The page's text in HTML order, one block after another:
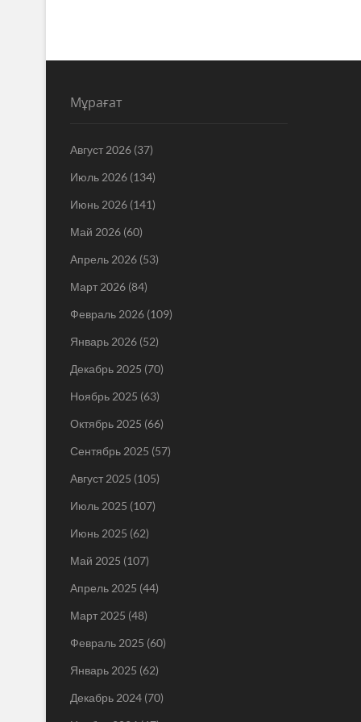
Мұрағат
Август 2026 (37)
Июль 2026 (134)
Июнь 2026 (141)
Май 2026 (60)
Апрель 2026 (53)
Март 2026 (84)
Февраль 2026 (109)
Январь 2026 (52)
Декабрь 2025 (70)
Ноябрь 2025 (63)
Октябрь 2025 (66)
Сентябрь 2025 (57)
Август 2025 (105)
Июль 2025 (107)
Июнь 2025 (62)
Май 2025 (107)
Апрель 2025 (44)
Март 2025 (48)
Февраль 2025 (60)
Январь 2025 (62)
Декабрь 2024 (70)